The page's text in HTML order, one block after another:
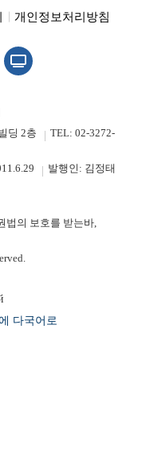
개인정보처리방침
딩 2층
TEL: 02-3272-
발행인: 김정태
법의 보호를 받는바,
다국어로